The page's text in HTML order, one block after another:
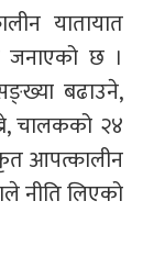
यातायात
जनाएको छ ।
बढाउने,
चालकको २४
आपत्कालीन
नीति लिएको